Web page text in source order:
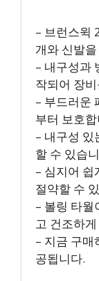
– 브런스윅
개와 신발
– 내구성과
작되어 장
– 부드러운
부터 보호
– 내구성 있
할 수 있습
– 심지어 쉽
절약할 수
– 볼링 타
고 건조하
– 지금 구매
공됩니다.